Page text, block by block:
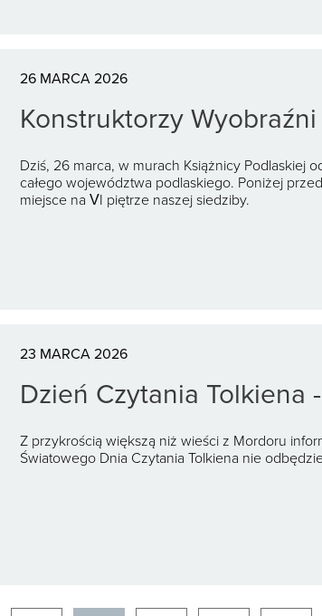
26 MARCA 2026
Konstruktorzy
Dziś, 26 marca, w murach Książnicy Podlaskiej
całego województwa podlaskiego. Poniżej
miejsce na VI piętrze naszej siedziby.
23 MARCA 2026
Dzień Czytania Tolkiena
Z przykrością większą niż wieści z Mordoru
Światowego Dnia Czytania Tolkiena nie